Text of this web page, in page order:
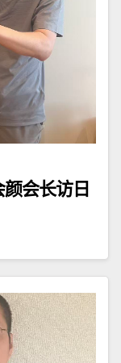
会长访日